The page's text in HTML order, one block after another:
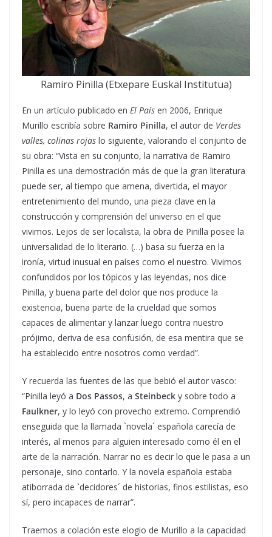
Ramiro Pinilla (Etxepare Euskal Institutua)
En un artículo publicado en El País en 2006, Enrique
Murillo escribía sobre Ramiro Pinilla, el autor de Verdes
valles, colinas rojas lo siguiente, valorando el conjunto de
su obra: “Vista en su conjunto, la narrativa de Ramiro
Pinilla es una demostración más de que la gran literatura
puede ser, al tiempo que amena, divertida, el mayor
entretenimiento del mundo, una pieza clave en la
construcción y comprensión del universo en el que
vivimos. Lejos de ser localista, la obra de Pinilla posee la
universalidad de lo literario. (…) basa su fuerza en la
ironía, virtud inusual en países como el nuestro. Vivimos
confundidos por los tópicos y las leyendas, nos dice
Pinilla, y buena parte del dolor que nos produce la
existencia, buena parte de la crueldad que somos
capaces de alimentar y lanzar luego contra nuestro
prójimo, deriva de esa confusión, de esa mentira que se
ha establecido entre nosotros como verdad”.
Y recuerda las fuentes de las que bebió el autor vasco:
“Pinilla leyó a Dos Passos, a Steinbeck y sobre todo a
Faulkner, y lo leyó con provecho extremo. Comprendió
enseguida que la llamada `novela´ española carecía de
interés, al menos para alguien interesado como él en el
arte de la narración. Narrar no es decir lo que le pasa a un
personaje, sino contarlo. Y la novela española estaba
atiborrada de `decidores´ de historias, finos estilistas, eso
sí, pero incapaces de narrar”.
Traemos a colación este elogio de Murillo a la capacidad